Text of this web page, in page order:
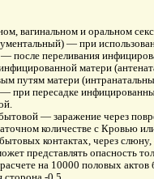
вагинальном и оральном
— при
после переливания
матери
путям матери
при пересадке
— заражение через
количестве с Кровью
контактах, через
представлять опасность
на 10000 половых актов